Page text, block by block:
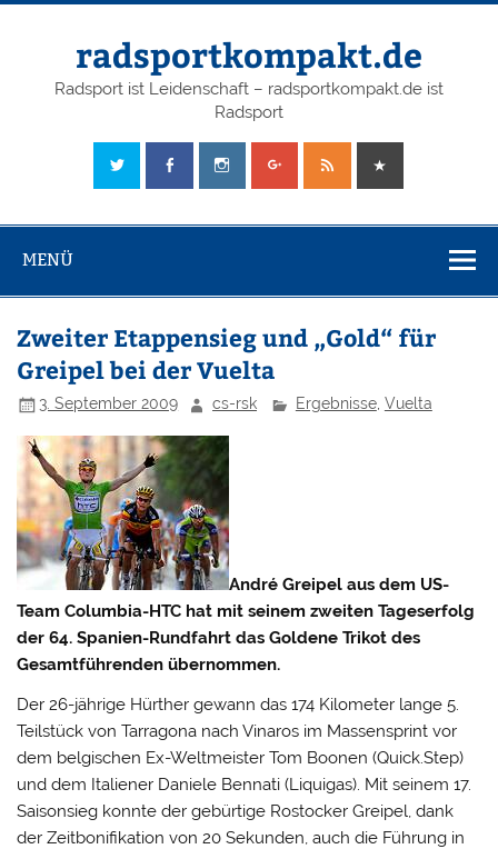
radsportkompakt.de
Radsport ist Leidenschaft – radsportkompakt.de ist
Radsport
MENÜ
Zweiter Etappensieg und „Gold“ für
Greipel bei der Vuelta
3. September 2009 cs-rsk Ergebnisse, Vuelta
André Greipel aus dem US-
Team Columbia-HTC hat mit seinem zweiten Tageserfolg
der 64. Spanien-Rundfahrt das Goldene Trikot des
Gesamtführenden übernommen.
Der 26-jährige Hürther gewann das 174 Kilometer lange 5.
Teilstück von Tarragona nach Vinaros im Massensprint vor
dem belgischen Ex-Weltmeister Tom Boonen (Quick.Step)
und dem Italiener Daniele Bennati (Liquigas). Mit seinem 17.
Saisonsieg konnte der gebürtige Rostocker Greipel, dank
der Zeitbonifikation von 20 Sekunden, auch die Führung in